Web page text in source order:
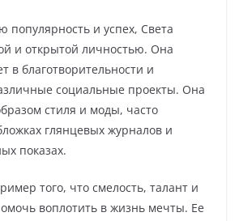
популярность и успех, Света
и открытой личностью. Она
в благотворительности и
социальные проекты. Она
стиля и моды, часто
глянцевых журналов и
показах.
того, что смелость, талант и
воплотить в жизнь мечты. Ее